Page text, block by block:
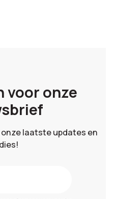
voor onze
laatste updates en